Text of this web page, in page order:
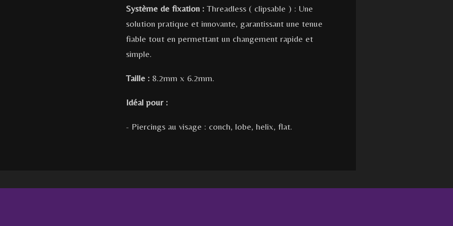
Système de fixation : Threadless ( clipsable ) : Une
solution pratique et innovante, garantissant une tenue
fiable tout en permettant un changement rapide et
simple.
Taille : 8.2mm x 6.2mm.
Idéal pour :
- Piercings au visage : conch, lobe, helix, flat.